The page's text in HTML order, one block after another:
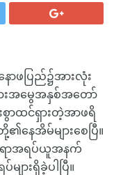
ာဖပြည်၌အားလုံး
ားအမွေအနှစ်အတော်
စွာထင်ရှားတဲ့အာဖရိ
ေအိမ်များစေပြီ။
ရာအရပ်ယူအနက်
ားရှိခဲ့ပါပြီ။